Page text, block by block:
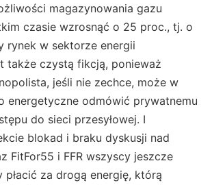
magazynowania gazu
czasie wzrosnąć o 25 proc., tj. o
rynek w sektorze energii
także czystą fikcją, ponieważ
jeśli nie zechce, może w
energetyczne odmówić prywatnemu
do sieci przesyłowej. I
blokad i braku dyskusji nad
FitFor55 i FFR wszyscy jeszcze
płacić za drogą energię, którą